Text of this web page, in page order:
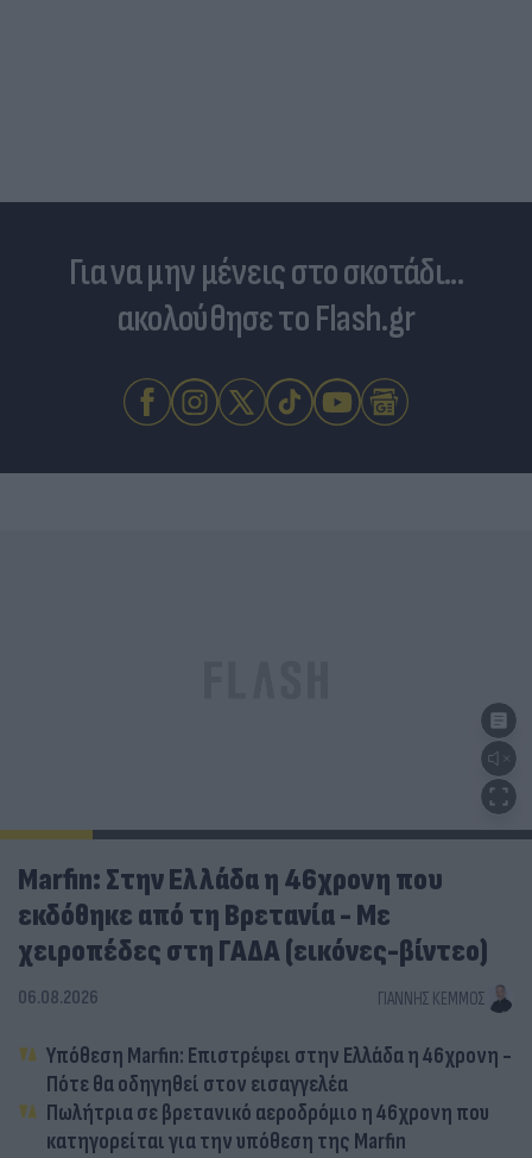
Για να μην μένεις στο σκοτάδι...
ακολούθησε το Flash.gr
Marfin: Στην Ελλάδα η 46χρονη που
εκδόθηκε από τη Βρετανία - Με
χειροπέδες στη ΓΑΔΑ (εικόνες-βίντεο)
06.08.2026 ΓΙΆΝΝΗΣ ΚΈΜΜΟΣ
Υπόθεση Marfin: Επιστρέφει στην Ελλάδα η 46χρονη -
Πότε θα οδηγηθεί στον εισαγγελέα
Πωλήτρια σε βρετανικό αεροδρόμιο η 46χρονη που
κατηγορείται για την υπόθεση της Marfin